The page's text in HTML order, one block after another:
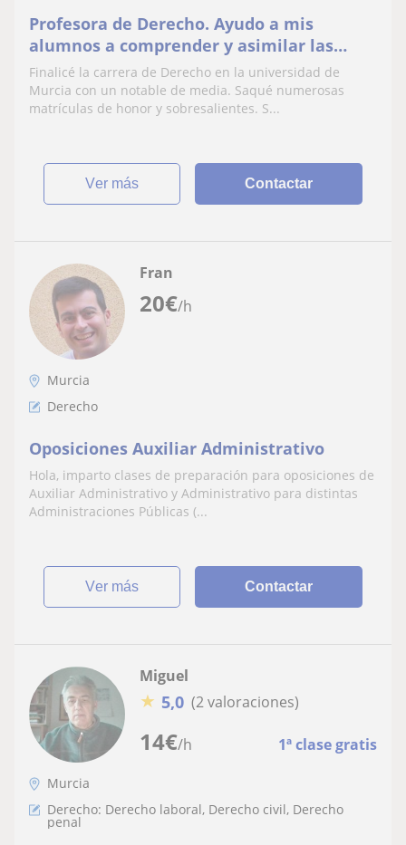
Profesora de Derecho. Ayudo a mis
alumnos a comprender y asimilar las
materias de forma eficiente para aprobar
las asignaturas de la universidad o como
apoyo para opositores
Finalicé la carrera de Derecho en la universidad de
Murcia con un notable de media. Saqué numerosas
matrículas de honor y sobresalientes. S...
ver más Contactar
20€/h
Fran
Murcia
Derecho
Oposiciones Auxiliar Administrativo
Hola, imparto clases de preparación para oposiciones de
Auxiliar Administrativo y Administrativo para distintas
Administraciones Públicas (...
ver más Contactar
14€/h 1ª clase gratis
Miguel
★ 5,0 (2 valoraciones)
Murcia
Derecho: Derecho laboral, Derecho civil, Derecho
penal